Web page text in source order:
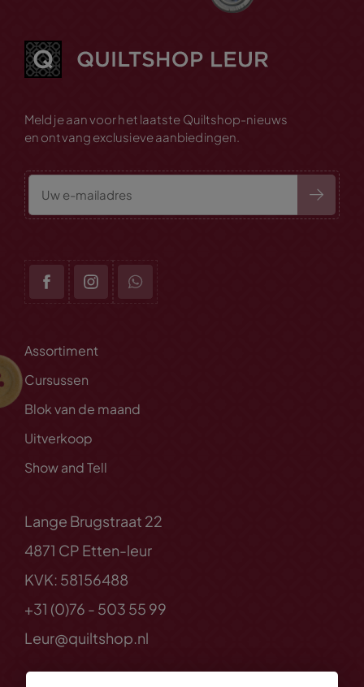
Meld je aan voor het laatste Quiltshop-nieuws
en ontvang exclusieve aanbiedingen.
Assortiment
Cursussen
Blok van de maand
Uitverkoop
Show and Tell
Lange Brugstraat 22
4871 CP Etten-leur
KVK: 58156488
+31 (0)76 - 503 55 99
Leur@quiltshop.nl